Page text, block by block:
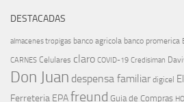
DESTACADAS
almacenes tropigas banco agricola banco promerica
CARNES Celulares claro COVID-19 Credisiman
Don Juan despensa familiar digicel
Ferreteria EPAfreund Guia de Compras